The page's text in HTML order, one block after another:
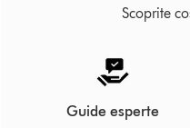
Scoprite
Guide esperte